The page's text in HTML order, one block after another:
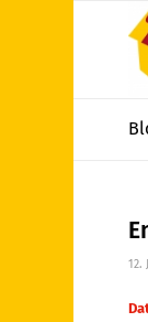
12.